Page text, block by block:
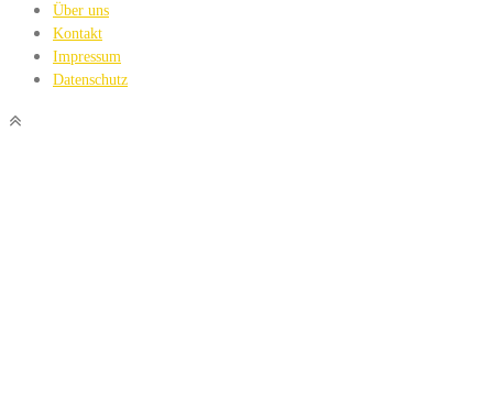
Über uns
Kontakt
Impressum
Datenschutz